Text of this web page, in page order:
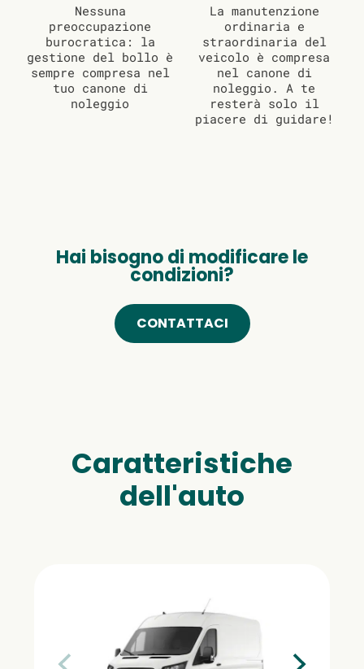
Nessuna
preoccupazione
burocratica: la
gestione del bollo è
sempre compresa nel
tuo canone di
noleggio
La manutenzione
ordinaria e
straordinaria del
veicolo è compresa
nel canone di
noleggio. A te
resterà solo il
piacere di guidare!
Hai bisogno di modificare le
condizioni?
CONTATTACI
Caratteristiche
dell'auto